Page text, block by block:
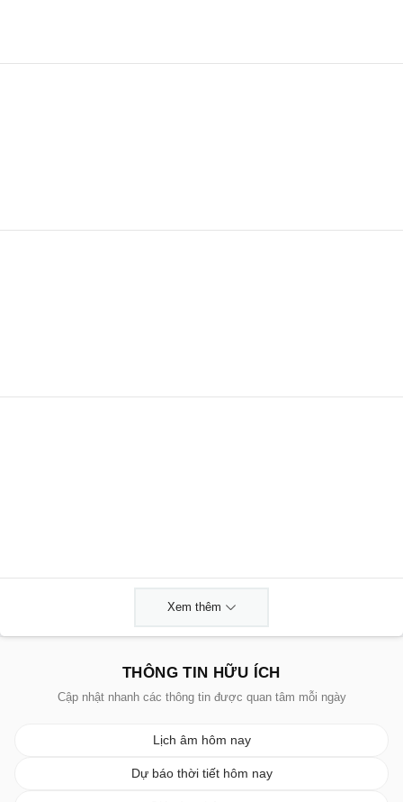
Xem thêm
THÔNG TIN HỮU ÍCH
Cập nhật nhanh các thông tin được quan tâm mỗi ngày
Lịch âm hôm nay
Dự báo thời tiết hôm nay